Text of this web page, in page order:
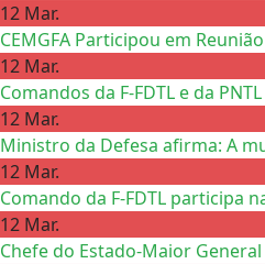
12 Mar.
CEMGFA Participou em
12 Mar.
Comandos da F-FDTL e da
12 Mar.
Ministro da Defesa afirma: A
12 Mar.
Comando da F-FDTL participa
12 Mar.
Chefe do Estado-Maior